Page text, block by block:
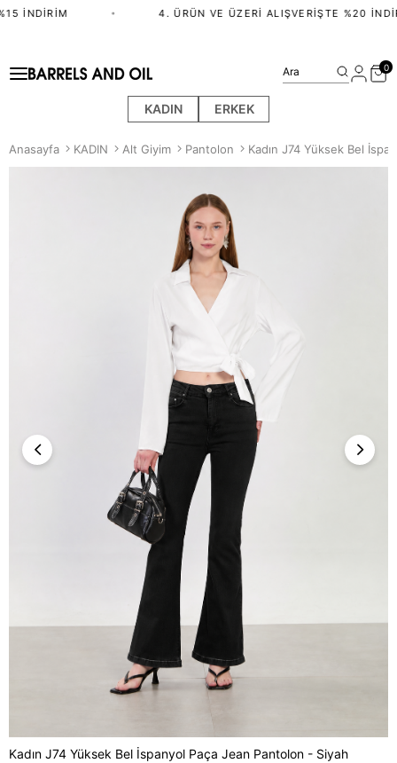
İNDIRIM 4. ÜRÜN VE ÜZERI ALIŞVERIŞTE %20
KADIN ERKEK
Ara 0
Anasayfa KADIN Alt Giyim Pantolon
Kadın J74 Yüksek Bel İspanyol Paça Jean Pantolon - Siyah